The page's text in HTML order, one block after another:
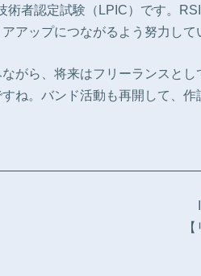
術者認定試験（LPIC）です。
アップにつながるよう努力して
がら、将来はフリーランスと
ね。バンド活動も再開して、作